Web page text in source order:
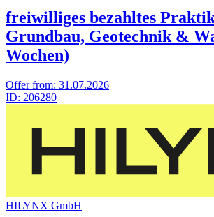
freiwilliges bezahltes
Grundbau, Geotechnik &
Wochen)
Offer from: 31.07.2026
ID: 206280
HILYNX GmbH